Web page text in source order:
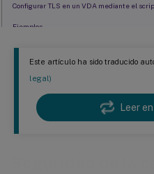
Este artículo ha sido traducido
legal)
Leer
Configurar TLS en un VDA mediante el
Ejemplos
Configurar TLS manualmente en un VDA
Comunicación entre Controller y VDA